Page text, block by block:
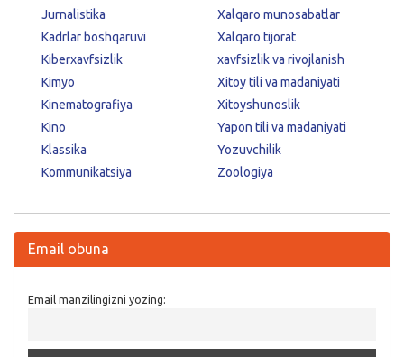
Jurnalistika
Kadrlar boshqaruvi
Kiberxavfsizlik
Kimyo
Kinematografiya
Kino
Klassika
Kommunikatsiya
Xalqaro munosabatlar
Xalqaro tijorat
xavfsizlik va rivojlanish
Xitoy tili va madaniyati
Xitoyshunoslik
Yapon tili va madaniyati
Yozuvchilik
Zoologiya
Email obuna
Email manzilingizni yozing: